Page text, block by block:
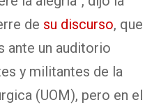
de su discurso, que
ante un auditorio
y militantes de la
(UOM), pero en el